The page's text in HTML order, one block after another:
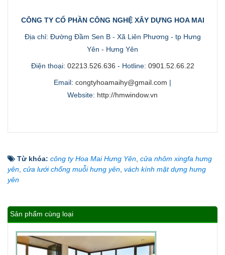
CÔNG TY CỔ PHẦN CÔNG NGHỆ XÂY DỰNG HOA MAI
Địa chỉ: Đường Đầm Sen B - Xã Liên Phương - tp Hưng
Yên - Hưng Yên
Điện thoại: 02213.526.636 - Hotline: 0901.52.66.22
Email: congtyhoamaihy@gmail.com |
Website: http://hmwindow.vn
Từ khóa: công ty Hoa Mai Hưng Yên, cửa nhôm xingfa hưng
yên, cửa lưới chống muỗi hưng yên, vách kính mặt dựng hưng
yên
Sản phẩm cùng loại